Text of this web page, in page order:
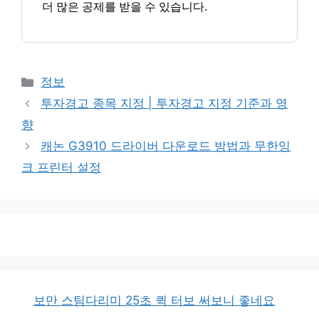
더 많은 공제를 받을 수 있습니다.
카
테
정보
투자경고 종목 지정 | 투자경고 지정 기준과 영
향
캐논 G3910 드라이버 다운로드 방법과 무한잉
크 프린터 설정
보만 스팀다리미 25초 퀵 터보 써보니 좋네요